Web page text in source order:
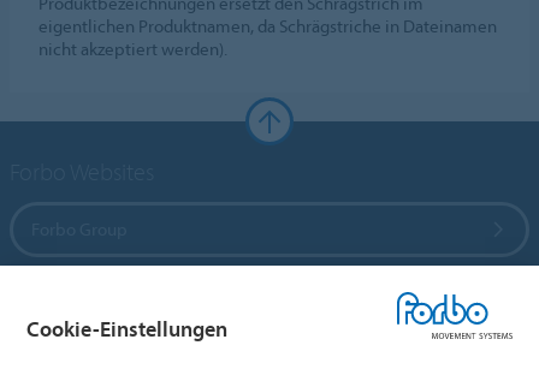
eigentlichen Produktnamen, da Schrägstriche in Dateinamen
nicht akzeptiert werden).
Cookie-Einstellungen